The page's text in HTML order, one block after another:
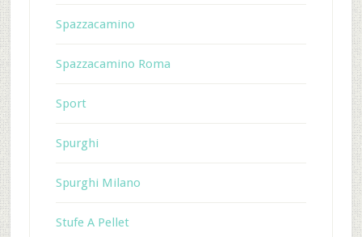
Spazzacamino
Spazzacamino Roma
Sport
Spurghi
Spurghi Milano
Stufe A Pellet